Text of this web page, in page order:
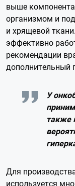
выше
организмом и
и хрящевой
эффективно
рекомендации
дополнительный
У
также
Для
используется